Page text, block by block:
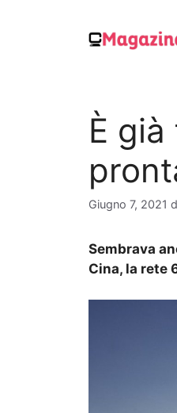
È già
Giugno 7, 2021
Sembrava
Cina, la rete